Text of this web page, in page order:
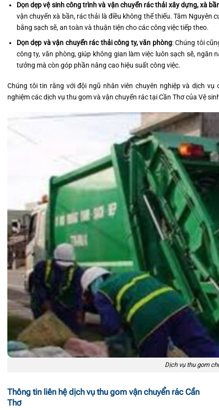
Dọn dẹp vệ sinh công trình và vận chuyển rác thải xây dựng, xà
vận chuyển xà bần, rác thải là điều không thể thiếu. Tâm
bằng sạch sẽ, an toàn và thuận tiện cho các công việc tiếp theo.
Dọn dẹp và vận chuyển rác thải công ty, văn phòng: Chúng tôi
công ty, văn phòng, giúp không gian làm việc luôn sạch sẽ,
tưởng mà còn góp phần nâng cao hiệu suất công việc.
Chúng tôi tin rằng với đội ngũ nhân viên chuyên nghiệp và dịch
nghiệm các dịch vụ thu gom và vận chuyển rác tại Cần Thơ của Vệ
Dịch vụ thu gom
Thông tin liên hệ dịch vụ thu gom vận chuyển rác Cần
Thơ